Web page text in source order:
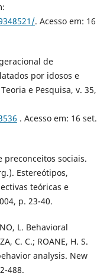
. Acesso em: 16
de
por idosos e
e Pesquisa, v. 35,
. Acesso em: 16 set.
preconceitos sociais.
Estereótipos,
teóricas e
p. 23-40.
L. Behavioral
C. C.; ROANE, H. S.
analysis. New
488.